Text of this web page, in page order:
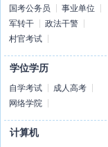
国考公务员
事业单位
军转干
政法干警
村官考试
学位学历
自学考试
成人高考
网络学院
计算机